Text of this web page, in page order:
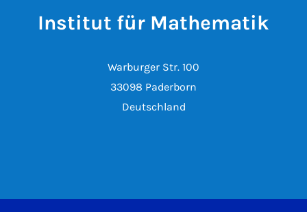
Institut für Mathematik
Warburger Str. 100
33098 Paderborn
Deutschland